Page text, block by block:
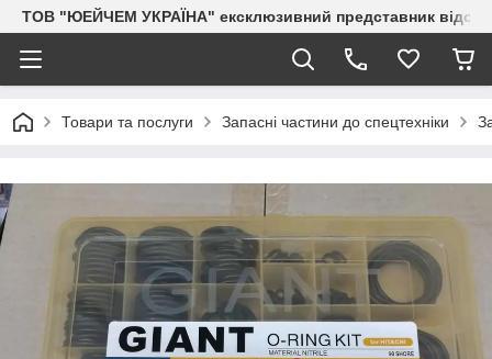
ТОВ "ЮЕЙЧЕМ УКРАЇНА" ексклюзивний представник відомих
Товари та послуги Запасні частини до спецтехніки